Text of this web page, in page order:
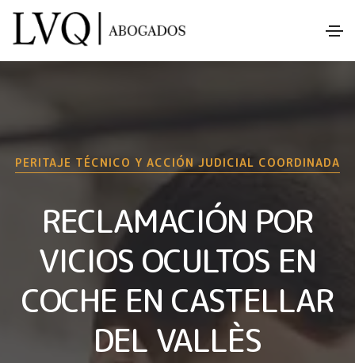
PERITAJE TÉCNICO Y ACCIÓN JUDICIAL COORDINADA
RECLAMACIÓN POR
VICIOS OCULTOS EN
COCHE EN CASTELLAR
DEL VALLÈS